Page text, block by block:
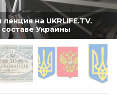
на UKRLIFE.TV.
Украины